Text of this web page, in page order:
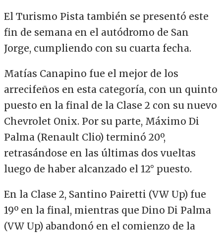
El Turismo Pista también se presentó este
fin de semana en el autódromo de San
Jorge, cumpliendo con su cuarta fecha.
Matías Canapino fue el mejor de los
arrecifeños en esta categoría, con un quinto
puesto en la final de la Clase 2 con su nuevo
Chevrolet Onix. Por su parte, Máximo Di
Palma (Renault Clio) terminó 20º,
retrasándose en las últimas dos vueltas
luego de haber alcanzado el 12° puesto.
En la Clase 2, Santino Pairetti (VW Up) fue
19º en la final, mientras que Dino Di Palma
(VW Up) abandonó en el comienzo de la